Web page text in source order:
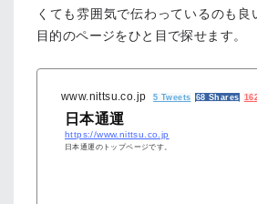
くても雰囲気で伝わっているのも良
目的のページをひと目で探せます。
www.nittsu.co.jp 5 Tweets 68 Shares
日本通運
https://www.nittsu.co.jp
日本通運のトップページです。